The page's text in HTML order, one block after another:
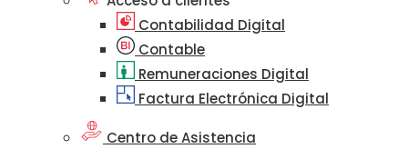
Contabilidad Digital
Contable
Remuneraciones Digital
Factura Electrónica Digital
Centro de Asistencia